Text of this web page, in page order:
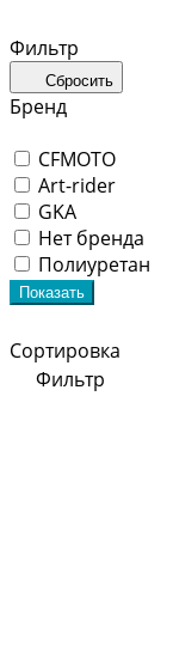
Фильтр
Сбросить
Бренд
CFMOTO
Art-rider
GKA
Нет бренда
Полиуретан
Показать
Сортировка
Фильтр